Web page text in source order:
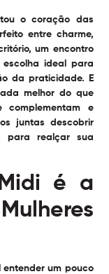
o coração das
entre charme,
um encontro
ideal para
da praticidade. E
melhor do que
complementam e
juntas descobrir
para realçar sua
é a
um pouco